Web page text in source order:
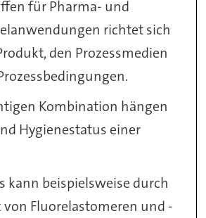
für Pharma- und
richtet sich
den Prozessmedien
Kombination hängen
Hygienestatus einer
kann beispielsweise durch
von Fluorelastomeren und -